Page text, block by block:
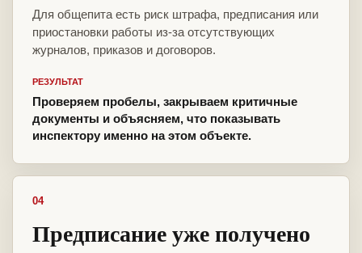
Для общепита есть риск штрафа, предписания или
приостановки работы из-за отсутствующих
журналов, приказов и договоров.
РЕЗУЛЬТАТ
Проверяем пробелы, закрываем критичные
документы и объясняем, что показывать
инспектору именно на этом объекте.
04
Предписание уже получено